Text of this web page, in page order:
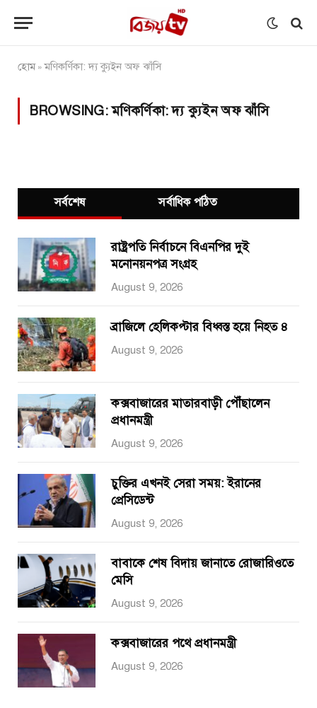
হোম»মণিকর্ণিকা: দ্য ক্যুইন অফ ঝাঁসি
BROWSING:মণিকর্ণিকা: দ্য ক্যুইন অফ ঝাঁসি
সর্বশেষ সর্বাধিক পঠিত
রাষ্ট্রপতি নির্বাচনে বিএনপির দুই
মনোনয়নপত্র সংগ্রহ
August 9, 2026
ব্রাজিলে হেলিকপ্টার বিধ্বস্ত হয়ে নিহত ৪
August 9, 2026
কক্সবাজারের মাতারবাড়ী পৌঁছালেন
প্রধানমন্ত্রী
August 9, 2026
চুক্তির এখনই সেরা সময়: ইরানের
প্রেসিডেন্ট
August 9, 2026
বাবাকে শেষ বিদায় জানাতে রোজারিওতে
মেসি
August 9, 2026
কক্সবাজারের পথে প্রধানমন্ত্রী
August 9, 2026